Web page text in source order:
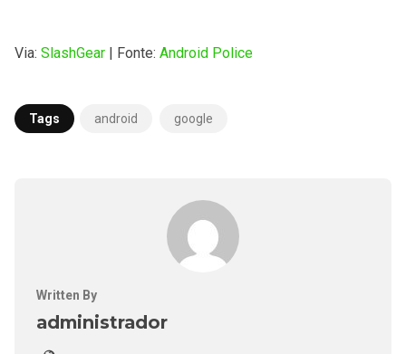
Via: SlashGear | Fonte: Android Police
Tags android google
Written By
administrador